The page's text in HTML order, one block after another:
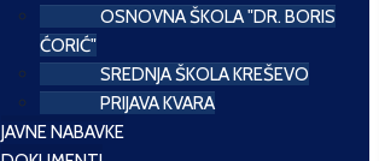
OSNOVNA ŠKOLA "DR. BORIS
ĆORIĆ"
SREDNJA ŠKOLA KREŠEVO
PRIJAVA KVARA
JAVNE NABAVKE